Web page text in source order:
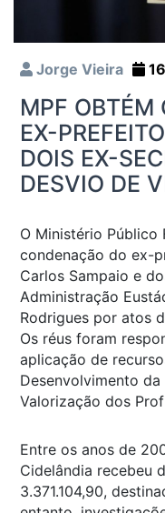
Jorge Vieira
MPF OBTÉM
EX-
DOIS EX-
DESVIO DE
O Ministério Público
condenação do ex-
Carlos Sampaio e
Administração
Rodrigues por atos
Os réus foram
aplicação de
Desenvolvimento
Valorização dos
Entre os anos de
Cidelândia recebeu
3.371.104,90,